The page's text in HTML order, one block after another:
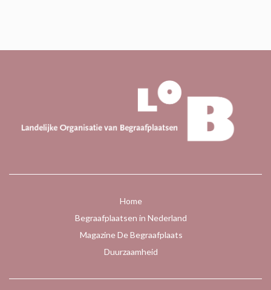
Home
Begraafplaatsen in Nederland
Magazine De Begraafplaats
Duurzaamheid